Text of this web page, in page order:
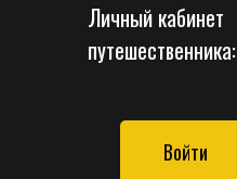
Личный кабинет
путешественника:
Войти